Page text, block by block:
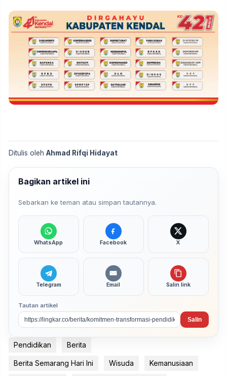
Ditulis oleh Ahmad Rifqi Hidayat
Bagikan artikel ini
Sebarkan ke teman atau simpan tautannya.
WhatsApp Facebook X
Telegram Email Salin link
Tautan artikel
Salin
Pendidikan Berita
Berita Semarang Hari Ini Wisuda Kemanusiaan